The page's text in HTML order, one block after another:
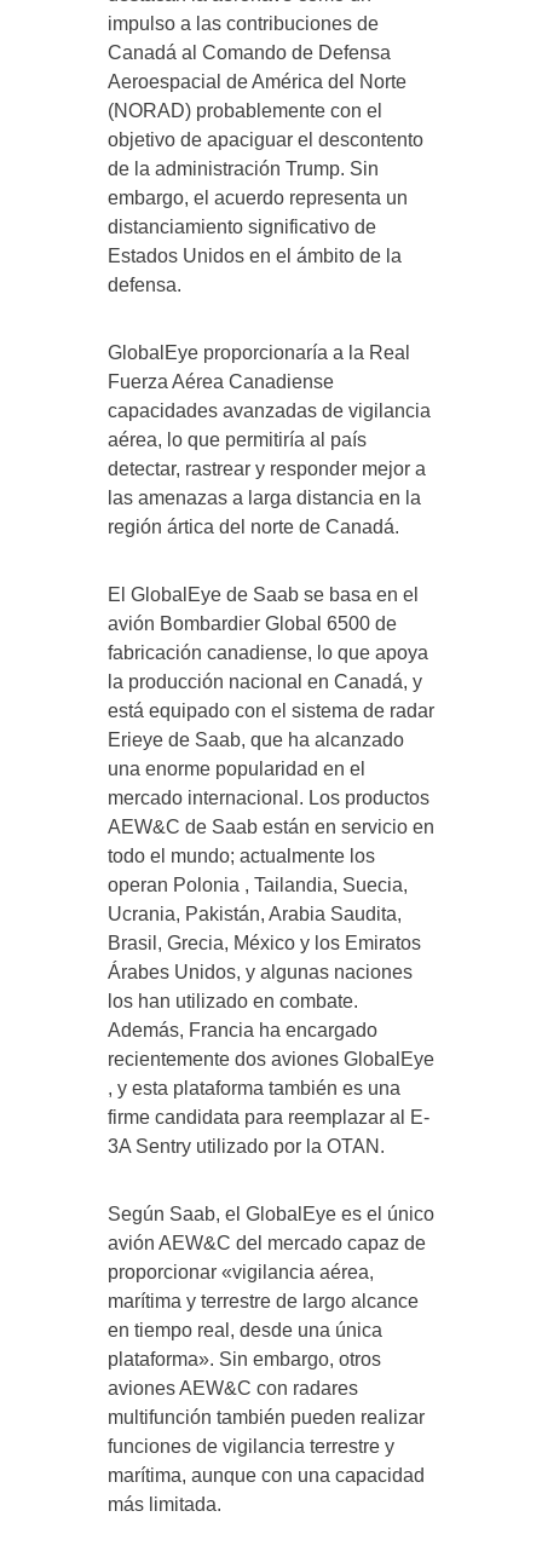
impulso a las contribuciones de
Canadá al Comando de Defensa
Aeroespacial de América del Norte
(NORAD) probablemente con el
objetivo de apaciguar el descontento
de la administración Trump. Sin
embargo, el acuerdo representa un
distanciamiento significativo de
Estados Unidos en el ámbito de la
defensa.
GlobalEye proporcionaría a la Real
Fuerza Aérea Canadiense
capacidades avanzadas de vigilancia
aérea, lo que permitiría al país
detectar, rastrear y responder mejor a
las amenazas a larga distancia en la
región ártica del norte de Canadá.
El GlobalEye de Saab se basa en el
avión Bombardier Global 6500 de
fabricación canadiense, lo que apoya
la producción nacional en Canadá, y
está equipado con el sistema de radar
Erieye de Saab, que ha alcanzado
una enorme popularidad en el
mercado internacional. Los productos
AEW&C de Saab están en servicio en
todo el mundo; actualmente los
operan Polonia , Tailandia, Suecia,
Ucrania, Pakistán, Arabia Saudita,
Brasil, Grecia, México y los Emiratos
Árabes Unidos, y algunas naciones
los han utilizado en combate.
Además, Francia ha encargado
recientemente dos aviones GlobalEye
, y esta plataforma también es una
firme candidata para reemplazar al E-
3A Sentry utilizado por la OTAN.
Según Saab, el GlobalEye es el único
avión AEW&C del mercado capaz de
proporcionar «vigilancia aérea,
marítima y terrestre de largo alcance
en tiempo real, desde una única
plataforma». Sin embargo, otros
aviones AEW&C con radares
multifunción también pueden realizar
funciones de vigilancia terrestre y
marítima, aunque con una capacidad
más limitada.